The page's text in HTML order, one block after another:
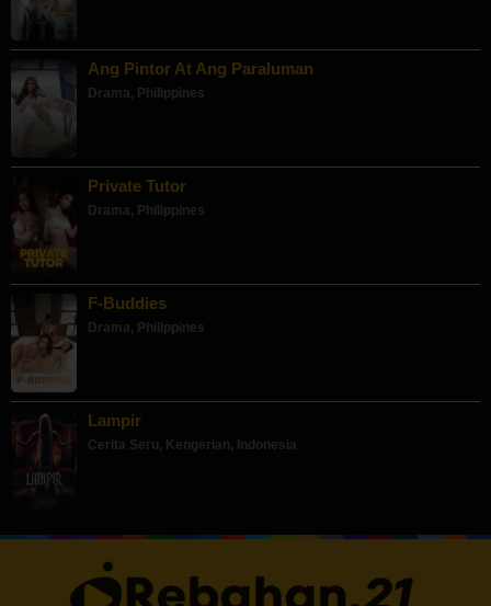
Ang Pintor At Ang Paraluman
Drama, Philippines
Private Tutor
Drama, Philippines
F-Buddies
Drama, Philippines
Lampir
Cerita Seru, Kengerian, Indonesia